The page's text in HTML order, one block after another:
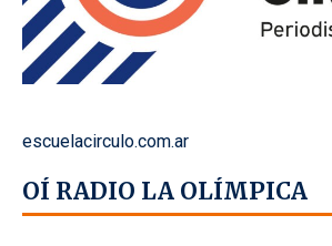
escuelacirculo.com.ar
OÍ RADIO LA OLÍMPICA